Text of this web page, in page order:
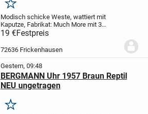
Merken
Modisch schicke Weste, wattiert mit
Kaputze, Fabrikat: Much More mit 3
Außentaschen, Größe M, Zustand: Sehr
Kaputze mit Reißverschluss
abtrennbarVersandkosten: 5,19 DHL
19 €Festpreis
72636 Frickenhausen
Gestern, 09:48
BERGMANN Uhr 1957 Braun Reptil
NEU ungetragen
Merken